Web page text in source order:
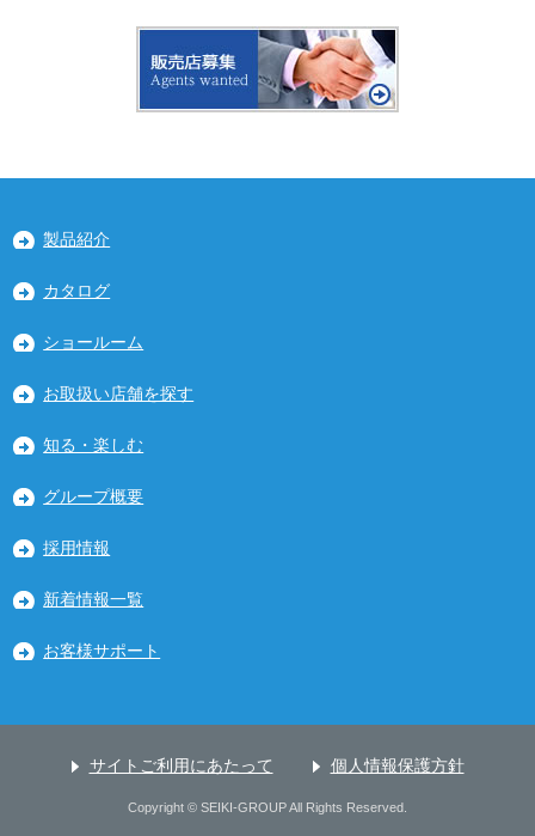
製品紹介
カタログ
ショールーム
お取扱い店舗を探す
知る・楽しむ
グループ概要
採用情報
新着情報一覧
お客様サポート
サイトご利用にあたって 個人情報保護方針
Copyright © SEIKI-GROUP All Rights Reserved.